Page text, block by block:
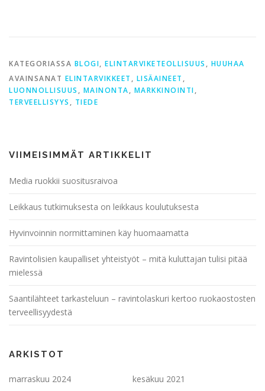
KATEGORIASSA BLOGI, ELINTARVIKETEOLLISUUS , HUUHAA
AVAINSANAT ELINTARVIKKEET , LISÄAINEET ,
LUONNOLLISUUS , MAINONTA, MARKKINOINTI,
TERVEELLISYYS , TIEDE
VIIMEISIMMÄT ARTIKKELIT
Media ruokkii suositusraivoa
Leikkaus tutkimuksesta on leikkaus koulutuksesta
Hyvinvoinnin normittaminen käy huomaamatta
Ravintolisien kaupalliset yhteistyöt – mitä kuluttajan tulisi pitää
mielessä
Saantilähteet tarkasteluun – ravintolaskuri kertoo ruokaostosten
terveellisyydestä
ARKISTOT
marraskuu 2024
kesäkuu 2021